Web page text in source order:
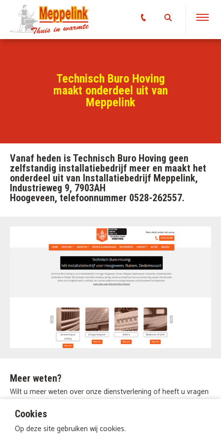
Technisch Buro Hoving
maakt onderdeel uit van
Meppelink
Vanaf heden is Technisch Buro Hoving geen
zelfstandig installatiebedrijf meer en maakt het
onderdeel uit van Installatiebedrijf Meppelink,
Industrieweg 9, 7903AH
Hoogeveen, telefoonnummer 0528-262557.
Meer weten?
Wilt u meer weten over onze dienstverlening of heeft u vragen
ontvangen? Neem dan contact met ons op.
Cookies
Op deze site gebruiken wij cookies.